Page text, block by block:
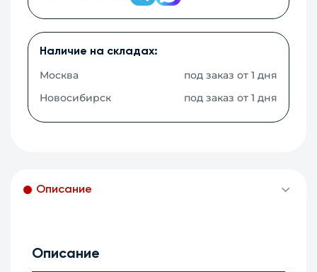
Наличие на складах:
Москва
под заказ от 1 дня
Новосибирск
под заказ от 1 дня
Описание
Описание